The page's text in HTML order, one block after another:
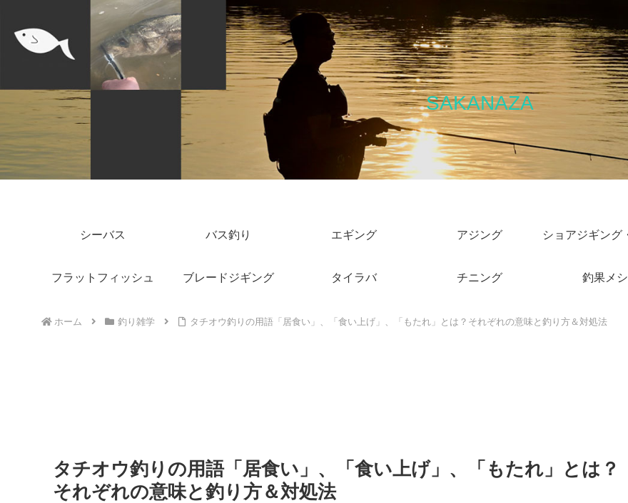
SAKANAZA
シーバス バス釣り エギング アジング
フラットフィッシュ ブレードジギング タイラバ チニング 釣果メシ
ホーム 釣り雑学 タチオウ釣りの用語「居食い」、「食い上げ」、「もたれ」とは？それぞれの意味と釣り方＆対処法
タチオウ釣りの用語「居食い」、「食い上げ」、「もたれ」とは？
それぞれの意味と釣り方＆対処法